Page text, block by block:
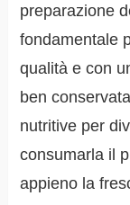
preparazione
fondamentale
qualità e con
ben
nutritive per
consumarla il
appieno la